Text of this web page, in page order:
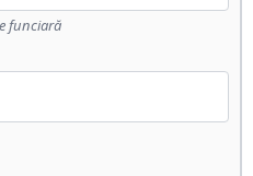
funciară